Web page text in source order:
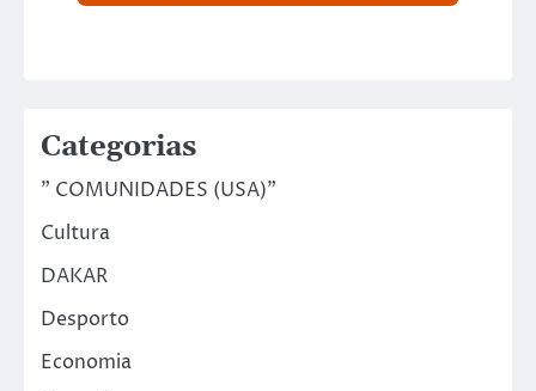
Categorias
" COMUNIDADES (USA)"
Cultura
DAKAR
Desporto
Economia